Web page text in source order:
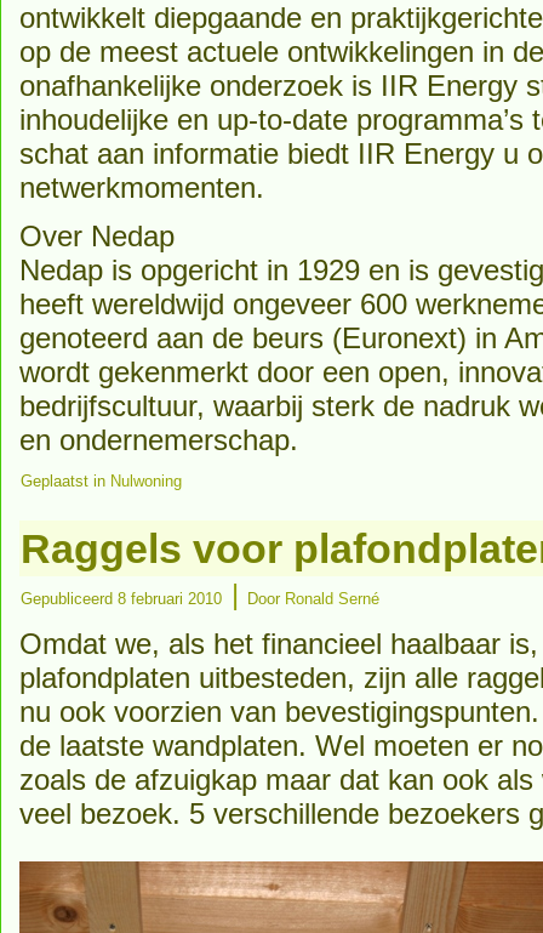
ontwikkelt diepgaande en
op de meest actuele ontwikkelingen in
onafhankelijke onderzoek is IIR Energy
inhoudelijke en up-to-date
schat aan informatie biedt IIR Energy u
netwerkmomenten.
Over Nedap
Nedap is opgericht in 1929 en is
heeft wereldwijd ongeveer 600
genoteerd aan de beurs (Euronext) in
wordt gekenmerkt door een open,
bedrijfscultuur, waarbij sterk de nadruk
en ondernemerschap.
Geplaatst in Nulwoning
Raggels voor
Gepubliceerd 8 februari 2010 | Door Ronald Serné
Omdat we, als het financieel haalbaar
plafondplaten uitbesteden, zijn alle
nu ook voorzien van
de laatste wandplaten. Wel moeten er
zoals de afzuigkap maar dat kan ook
veel bezoek. 5 verschillende bezoekers